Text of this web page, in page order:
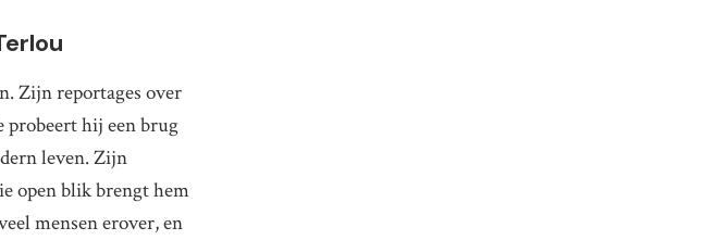
Zijn reportages over
probeert hij een brug
leven. Zijn
open blik brengt hem
mensen erover, en